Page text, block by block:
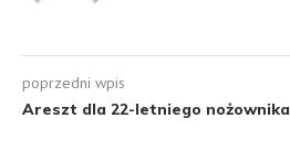
poprzedni wpis
Areszt dla 22-letniego nożownika